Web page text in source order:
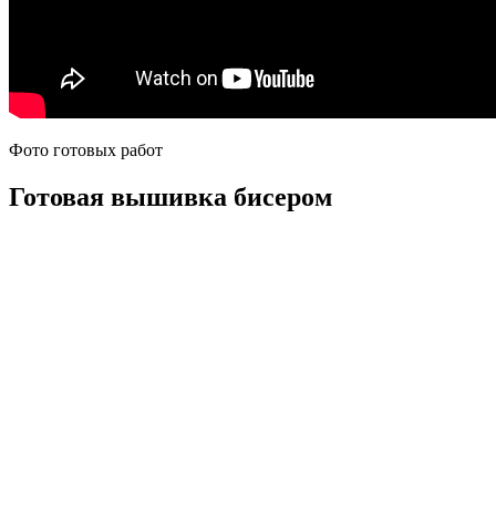
Фото готовых работ
Готовая вышивка бисером